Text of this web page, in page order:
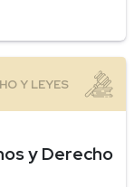
y Derecho